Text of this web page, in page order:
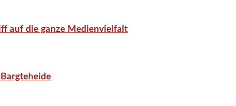
auf die ganze Medienvielfalt